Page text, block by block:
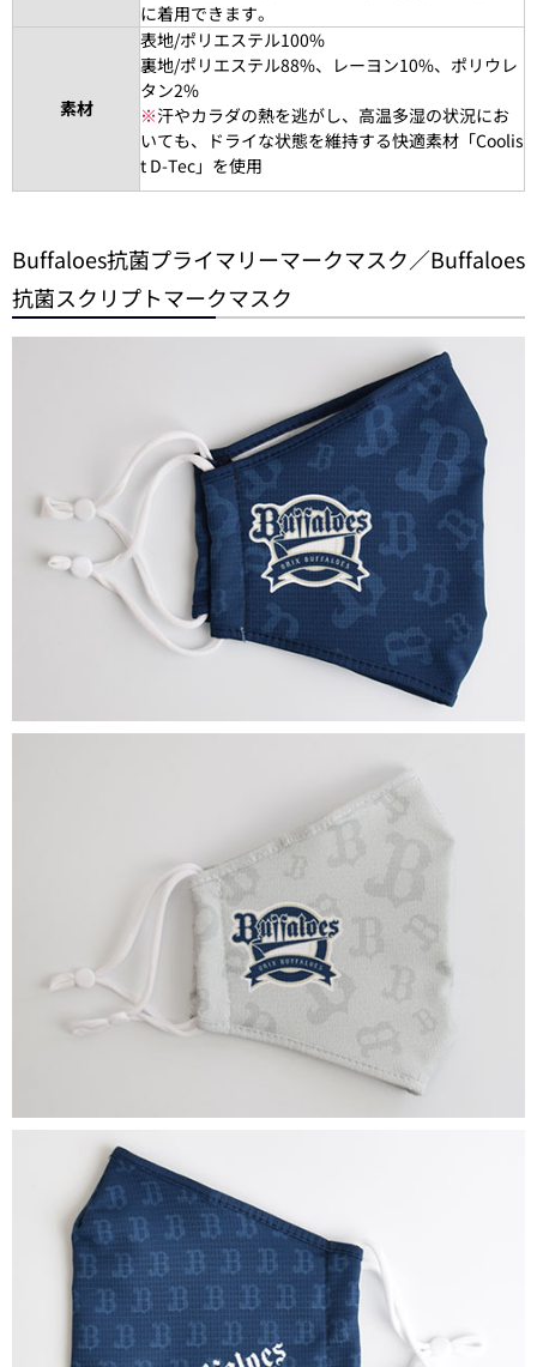
に着用できます。
素材
表地/ポリエステル100%
裏地/ポリエステル88%、レーヨン10%、ポリウレ
タン2%
※汗やカラダの熱を逃がし、高温多湿の状況にお
いても、ドライな状態を維持する快適素材「Coolis
t D-Tec」を使用
Buffaloes抗菌プライマリーマークマスク／Buffaloes
抗菌スクリプトマークマスク